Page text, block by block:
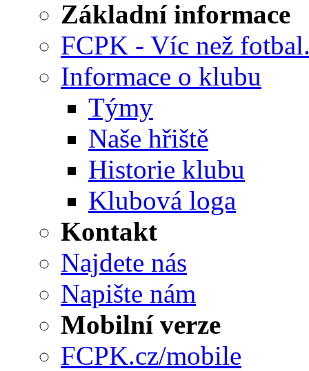
Základní informace
FCPK - Víc než
Informace o klubu
Týmy
Naše hřiště
Historie klubu
Klubová loga
Kontakt
Najdete nás
Napište nám
Mobilní verze
FCPK.cz/mobile